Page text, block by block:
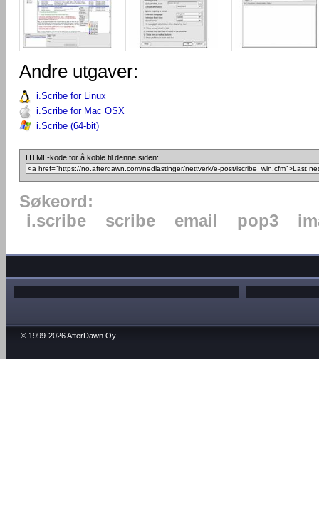
Andre utgaver:
i.Scribe for Linux
i.Scribe for Mac OSX
i.Scribe (64-bit)
HTML-kode for å koble til denne siden:
Søkeord:
i.scribe
scribe email pop3
© 1999-2026 AfterDawn Oy